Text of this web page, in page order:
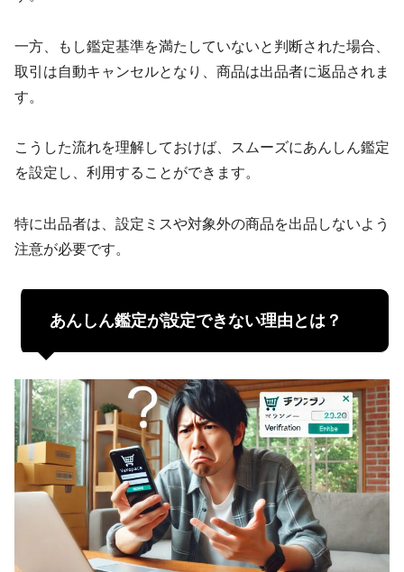
一方、もし鑑定基準を満たしていないと判断された場合、
取引は自動キャンセルとなり、商品は出品者に返品されま
す。
こうした流れを理解しておけば、スムーズにあんしん鑑定
を設定し、利用することができます。
特に出品者は、設定ミスや対象外の商品を出品しないよう
注意が必要です。
あんしん鑑定が設定できない理由とは？